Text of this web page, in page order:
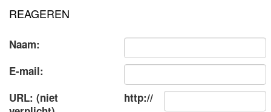
REAGEREN
Naam:
E-mail:
URL: (niet
http://